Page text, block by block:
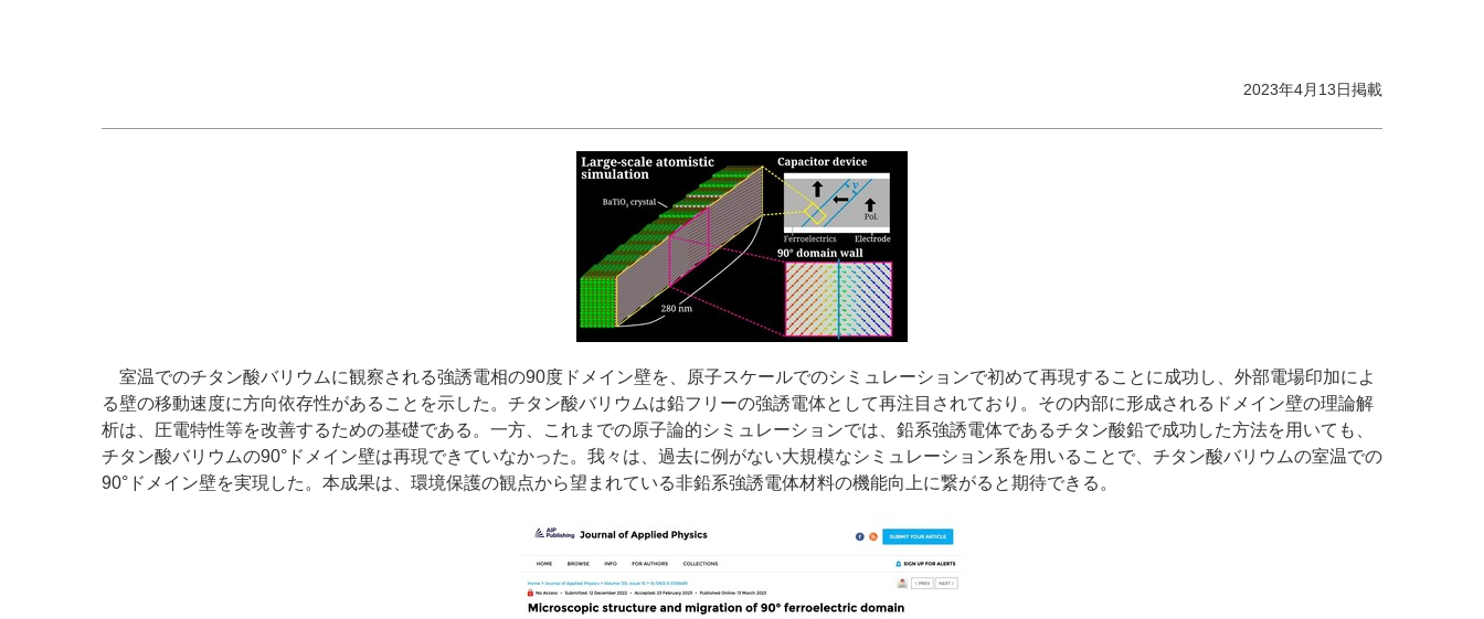
2023年4月13日掲載
室温でのチタン酸バリウムに観察される強誘電相の90度ドメイン壁を、原子スケールでのシミュレーションで初めて再現することに成功し、外部電場印加によ
る壁の移動速度に方向依存性があることを示した。チタン酸バリウムは鉛フリーの強誘電体として再注目されており。その内部に形成されるドメイン壁の理論解
析は、圧電特性等を改善するための基礎である。一方、これまでの原子論的シミュレーションでは、鉛系強誘電体であるチタン酸鉛で成功した方法を用いても、
チタン酸バリウムの90°ドメイン壁は再現できていなかった。我々は、過去に例がない大規模なシミュレーション系を用いることで、チタン酸バリウムの室温での
90°ドメイン壁を実現した。本成果は、環境保護の観点から望まれている非鉛系強誘電体材料の機能向上に繋がると期待できる。